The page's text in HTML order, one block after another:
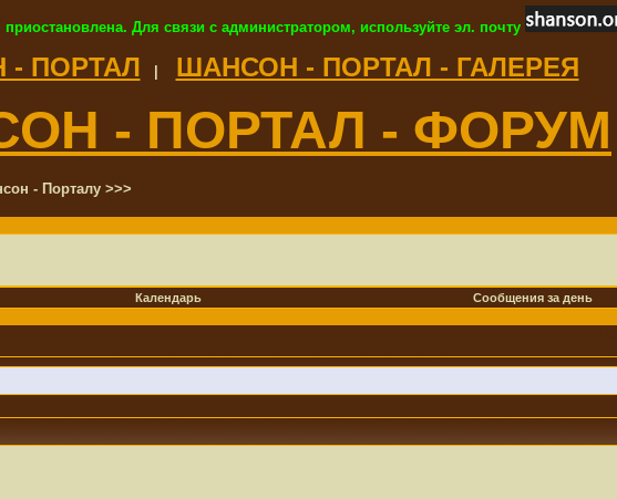
Для связи с администратором, используйте эл. почту
ПОРТАЛ ШАНСОН - ПОРТАЛ - ГАЛЕРЕЯ
- ПОРТАЛ - ФОРУМ
- Порталу >>>
Календарь Сообщения за день